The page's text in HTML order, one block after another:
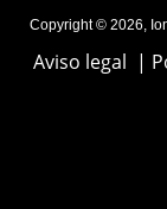
Copyright © 2026,
Aviso legal |